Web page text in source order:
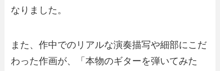
なりました。
また、作中でのリアルな演奏描写や細部にこだ
わった作画が、「本物のギターを弾いてみた